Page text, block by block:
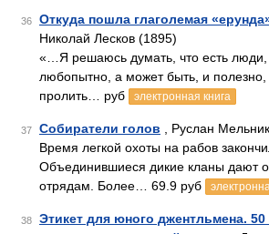
36 Откуда пошла глаголемая
Николай Лесков (1895)
«…Я решаюсь думать, что есть люди,
любопытно, а может быть, и полезно,
пролить… руб
электронная книга
37 Собиратели голов , Руслан
Время легкой охоты на рабов
Объединившиеся дикие кланы дают
отрядам. Более… 69.9 руб
38
Этикет для юного джентльмена.